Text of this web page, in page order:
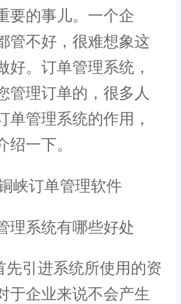
要的事儿。一个企
管不好，很难想象这
好。订单管理系统，
管理订单的，很多人
单管理系统的作用，
绍一下。
系统有哪些好处
引进系统所使用的资
于企业来说不会产生